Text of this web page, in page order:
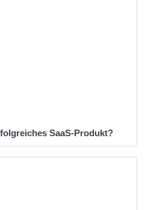
SaaS-Produkt?